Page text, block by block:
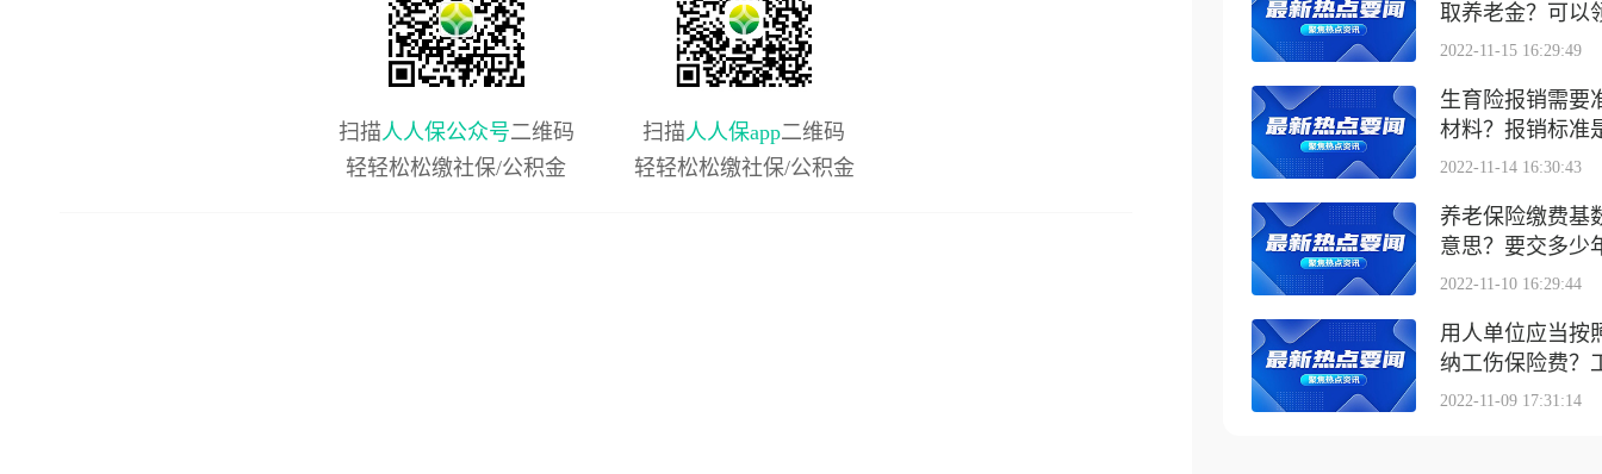
扫描人人保公众号二维码
轻轻松松缴社保/公积金
扫描人人保app二维码
轻轻松松缴社保/公积金
取养老金？可以
2022-11-15 16:29:49
生育险报销需要
材料？报销标准
2022-11-14 16:30:43
养老保险缴费基
意思？要交多少
2022-11-10 16:29:44
用人单位应当按
纳工伤保险费？
2022-11-09 17:31:14